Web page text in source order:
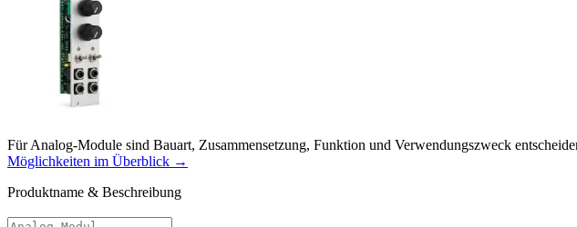
Für Analog-Module sind Bauart, Zusammensetzung, Funktion und Verwendungszweck
Möglichkeiten im Überblick →
Produktname & Beschreibung